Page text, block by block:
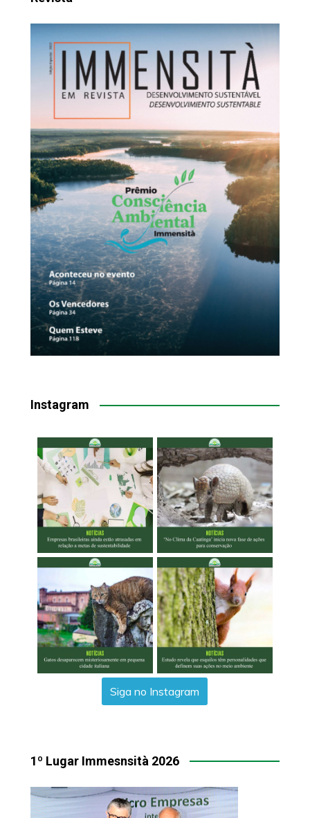
Instagram
Siga no Instagram
1º Lugar Immesnsità 2026